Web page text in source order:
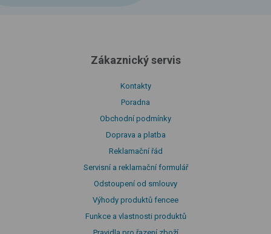
Zákaznický servis
Kontakty
Poradna
Obchodní podmínky
Doprava a platba
Reklamační řád
Servisní a reklamační formulář
Odstoupení od smlouvy
Výhody produktů fencee
Funkce a vlastnosti produktů